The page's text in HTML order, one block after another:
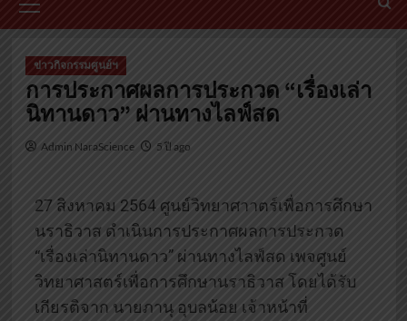
ข่าวกิจกรรมศูนย์ฯ
การประกาศผลการประกวด “เรื่องเล่า
นิทานดาว” ผ่านทางไลฟ์สด
Admin NaraScience 5 ปี ago
27 สิงหาคม 2564 ศูนย์วิทยาศาาตร์เพื่อการศึกษา
นราธิวาส ดำเนินการประกาศผลการประกวด
“เรื่องเล่านิทานดาว” ผ่านทางไลฟ์สด เพจศูนย์
วิทยาศาสตร์เพื่อการศึกษานราธิวาส โดยได้รับ
เกียรติจาก นายภานุ อุบลน้อย เจ้าหน้าที่